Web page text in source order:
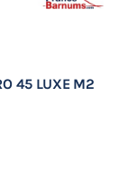
45 LUXE M2